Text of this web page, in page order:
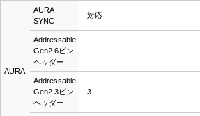
AURA
AURA
SYNC
対応
Addressable
Gen2 6ピン
ヘッダー
-
Addressable
Gen2 3ピン
ヘッダー
3